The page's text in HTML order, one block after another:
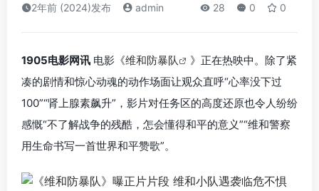
2年前 (2024)发布 admin 28 0 0
1905电影网讯 电影《维和防暴队
》正在热映中。除了紧
凑的剧情和惊心动魂的动作场面让观众直呼“心率没下过
100”“肾上腺素飙升”，影片对任务区的高度还原也令人纷纷
感慨“不了解战争的残酷，怎会懂得和平的意义”“维和警察
用生命书写一首世界和平赞歌”。